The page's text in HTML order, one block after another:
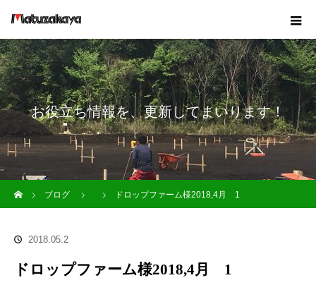
お役立ち情報を、更新してまいります！
ブログ
ドロップファーム様2018,4月 1
2018.05.2
ドロップファーム様2018,4月 1